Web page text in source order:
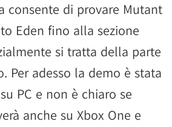
consente di provare Mutant
Eden fino alla sezione
si tratta della parte
Per adesso la demo è stata
PC e non è chiaro se
anche su Xbox One e